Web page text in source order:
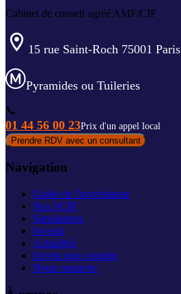
Cabinet de conseil agréé AMF/CIF
15 rue Saint-Roch 75001 Paris
Pyramides ou Tuileries
📞
01 44 56 00 23Prix d'un appel local
Prendre RDV avec un consultant
Navigation
Guide de l'investisseur
Nos SCPI
Simulateurs
Investir
Actualités
Ouvrir mon compte
Nous contacter